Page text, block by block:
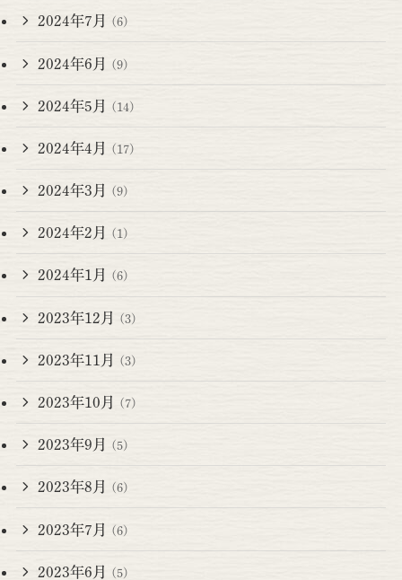
2024年7月 (6)
2024年6月 (9)
2024年5月 (14)
2024年4月 (17)
2024年3月 (9)
2024年2月 (1)
2024年1月 (6)
2023年12月 (3)
2023年11月 (3)
2023年10月 (7)
2023年9月 (5)
2023年8月 (6)
2023年7月 (6)
2023年6月 (5)